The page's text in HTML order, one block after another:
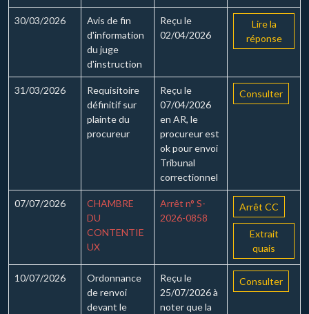
30/03/2026
Avis de fin
d'information
du juge
d'instruction
Reçu le
02/04/2026
Lire la
réponse
31/03/2026
Requisitoire
définitif sur
plainte du
procureur
Reçu le
07/04/2026
en AR, le
procureur est
ok pour envoi
Tribunal
correctionnel
Consulter
07/07/2026
CHAMBRE
DU
CONTENTIE
UX
Arrêt n° S-
2026-0858
Arrêt CC
Extrait
quais
10/07/2026
Ordonnance
de renvoi
devant le
Reçu le
25/07/2026 à
noter que la
Consulter